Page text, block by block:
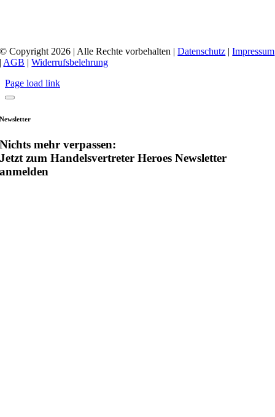
© Copyright 2026 | Alle Rechte vorbehalten |Datenschutz |Impressum
| AGB |Widerrufsbelehrung
Page load link
Newsletter
Nichts mehr verpassen:
Jetzt zum Handelsvertreter Heroes Newsletter
anmelden